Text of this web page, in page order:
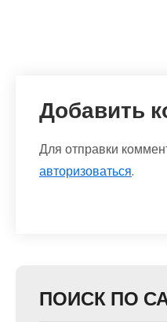
Добавить
Для отправки
авторизоваться.
ПОИСК ПО